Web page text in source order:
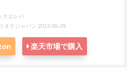
カエレバ
オラジャパン 2013-05-29
楽天市場で購入